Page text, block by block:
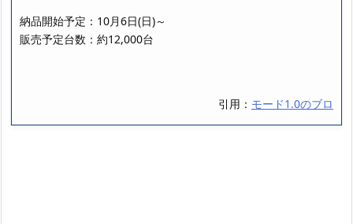
納品開始予定：10月6日(日)～
販売予定台数：約12,000台
引用： モード1.0のブロ